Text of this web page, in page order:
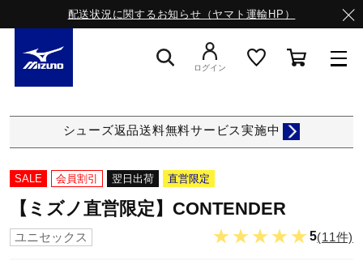
配送状況に関するお知らせ（ヤマト運輸HP）
スニーカー
ライフスタイルウエア
ランニング
ログイン
シューズ返品送料無料サービス実施中
SALE 会員割引 翌日出荷 直営限定
【ミズノ直営限定】CONTENDER
ユニセックス ★★★★★ 5(11件)